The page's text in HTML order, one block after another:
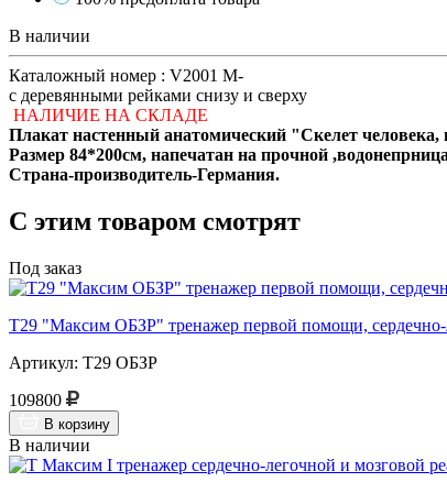
В наличии
Каталожный номер : V2001 M-
с деревянными рейками снизу и сверху
НАЛИЧИЕ НА СКЛАДЕ
Плакат настенный анатомический "Скелет человека,
Размер 84*200см, напечатан на прочной
Страна-производитель-Германия.
С этим товаром смотрят
Под заказ
Т29 "Максим ОБЗР" тренажер первой помощи, сердечно-
Артикул: Т29 ОБЗР
109800
В корзину
В наличии